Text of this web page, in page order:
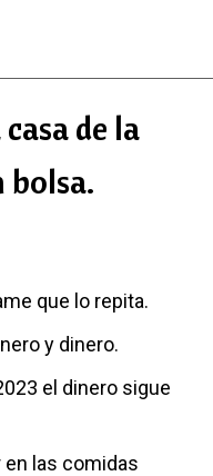
de la
bolsa.
que lo repita.
y dinero.
el dinero sigue
en las comidas